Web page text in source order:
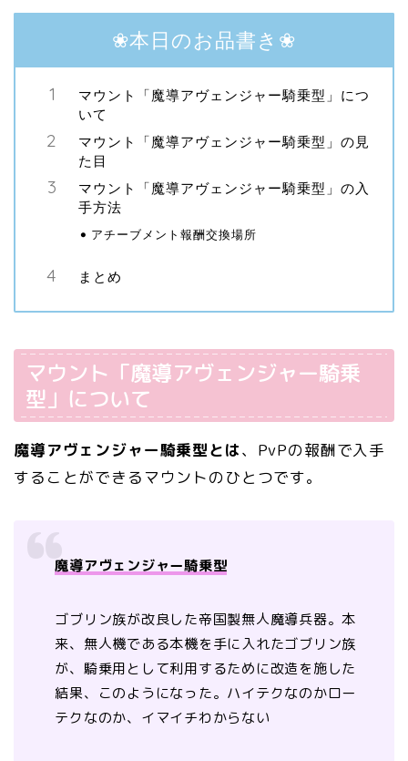
❀本日のお品書き❀
マウント「魔導アヴェンジャー騎乗型」につ
いて
マウント「魔導アヴェンジャー騎乗型」の見
た目
マウント「魔導アヴェンジャー騎乗型」の入
手方法
アチーブメント報酬交換場所
まとめ
マウント「魔導アヴェンジャー騎乗
型」について
魔導アヴェンジャー騎乗型とは、PvPの報酬で入手
することができるマウントのひとつです。
魔導アヴェンジャー騎乗型
ゴブリン族が改良した帝国製無人魔導兵器。本
来、無人機である本機を手に入れたゴブリン族
が、騎乗用として利用するために改造を施した
結果、このようになった。ハイテクなのかロー
テクなのか、イマイチわからない